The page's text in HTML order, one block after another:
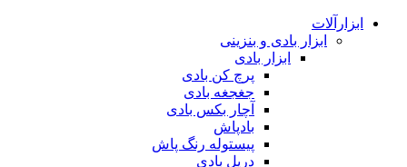
ابزارآلات
ابزار بادی و بنزینی
ابزار بادی
پرچ کن بادی
جغجغه بادی
آچار بکس بادی
بادپاش
پیستوله رنگ پاش
دریل بادی